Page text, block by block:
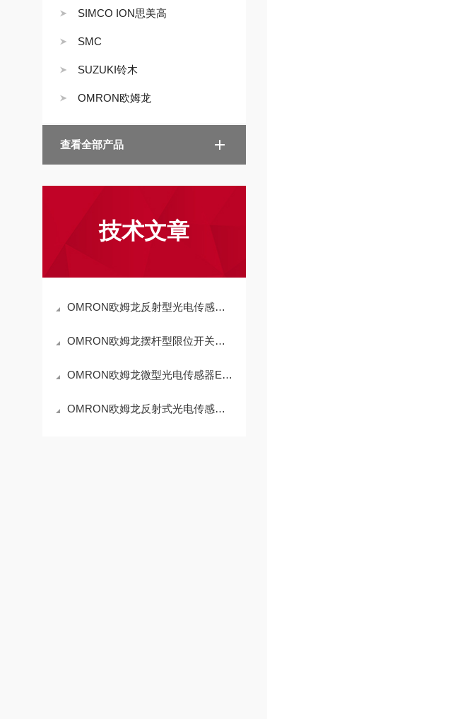
SIMCO ION思美高
SMC
SUZUKI铃木
OMRON欧姆龙
查看全部产品
技术文章
OMRON欧姆龙反射型光电传感器E3Z-R61K技术参数
OMRON欧姆龙摆杆型限位开关WLCA2-Q适用场景
OMRON欧姆龙微型光电传感器EE-SX674工作原理
OMRON欧姆龙反射式光电传感器ET3-SL21 2M的操作方法